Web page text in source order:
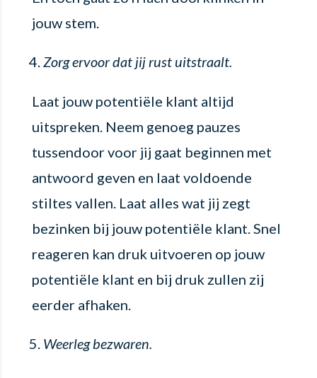
jouw stem.
Zorg ervoor dat jij rust uitstraalt.
Laat jouw potentiële klant altijd
uitspreken. Neem genoeg pauzes
tussendoor voor jij gaat beginnen met
antwoord geven en laat voldoende
stiltes vallen. Laat alles wat jij zegt
bezinken bij jouw potentiële klant. Snel
reageren kan druk uitvoeren op jouw
potentiële klant en bij druk zullen zij
eerder afhaken.
Weerleg bezwaren.